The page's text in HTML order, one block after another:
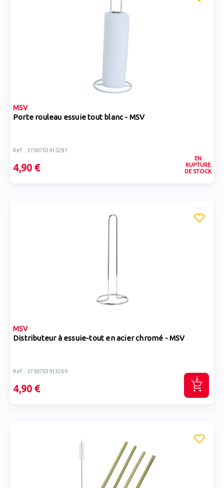
MSV
Porte rouleau essuie tout blanc - MSV
Réf : 3700703915287
4,90 €
EN
RUPTURE
DE STOCK
MSV
Distributeur à essuie-tout en acier chromé - MSV
Réf : 3700703913269
4,90 €